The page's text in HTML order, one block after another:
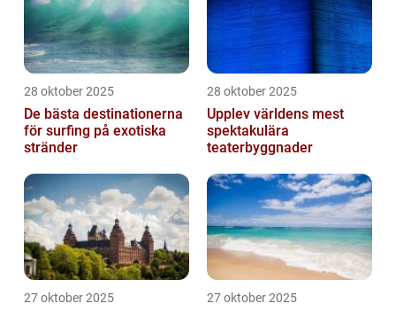
28 oktober 2025
De bästa destinationerna
för surfing på exotiska
stränder
28 oktober 2025
Upplev världens mest
spektakulära
teaterbyggnader
27 oktober 2025 27 oktober 2025